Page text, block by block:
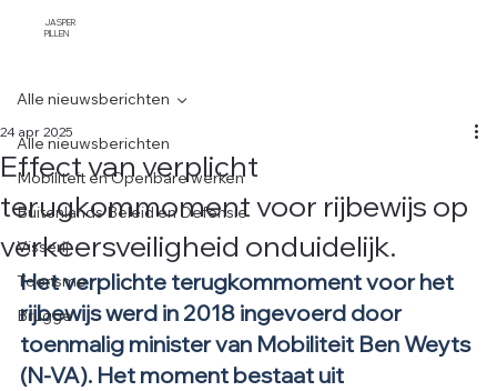
JASPER
PILLEN
Alle nieuwsberichten
Mobiliteit en Openbare werken
Buitenlands Beleid en Defensie
Visserij
Toerisme
Brugge
Alle nieuwsberichten
Effect van verplicht
terugkommoment voor rijbewijs op
verkeersveiligheid onduidelijk.
24 apr 2025
Het verplichte terugkommoment voor het
rijbewijs werd in 2018 ingevoerd door
toenmalig minister van Mobiliteit Ben Weyts
(N-VA). Het moment bestaat uit